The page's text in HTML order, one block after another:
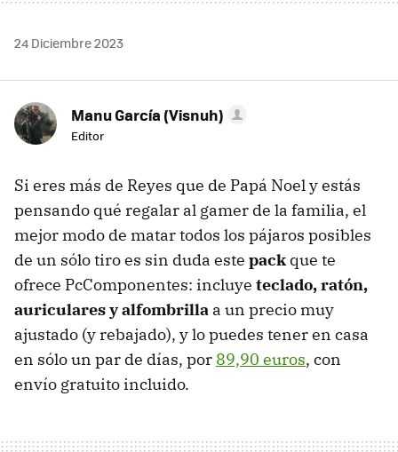
24 Diciembre 2023
Manu García (Visnuh)
Editor
Si eres más de Reyes que de Papá Noel y estás
pensando qué regalar al gamer de la familia, el
mejor modo de matar todos los pájaros posibles
de un sólo tiro es sin duda este packque te
ofrece PcComponentes: incluye teclado, ratón,
auriculares y alfombrilla a un precio muy
ajustado (y rebajado), y lo puedes tener en casa
en sólo un par de días, por 89,90 euros, con
envío gratuito incluido.